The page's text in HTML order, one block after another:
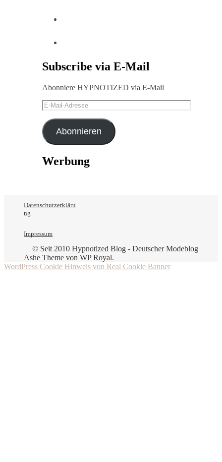
Subscribe via E-Mail
Abonniere HYPNOTIZED via E-Mail
E-
Mail-
Adresse
Abonnieren
Werbung
Datenschutzerkläru
ng
Impressum
© Seit 2010 Hypnotized Blog - Deutscher Modeblog
Ashe Theme von WP Royal.
WordPress Cookie Hinweis von Real Cookie Banner